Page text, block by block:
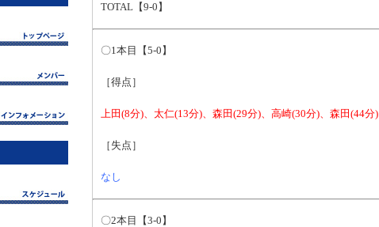
TOTAL【9-0】
〇1本目【5-0】
［得点］
上田(8分)、太仁(13分)、森田(29分)、高崎(30分)、森田(44分)
［失点］
なし
〇2本目【3-0】